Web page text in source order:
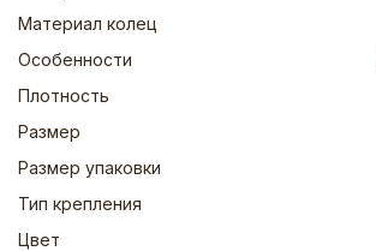
Материал колец
Особенности
Плотность
Размер
Размер упаковки
Тип крепления
Цвет